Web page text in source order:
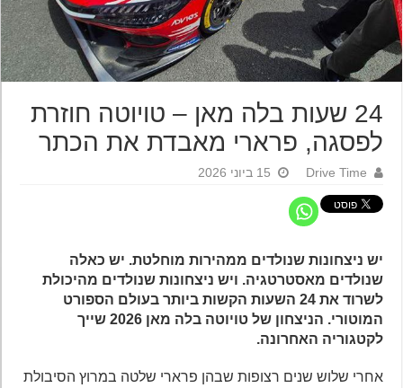
24 שעות בלה מאן – טויוטה חוזרת
לפסגה, פרארי מאבדת את הכתר
Drive Time 15 ביוני 2026
יש ניצחונות שנולדים ממהירות מוחלטת. יש כאלה
שנולדים מאסטרטגיה. ויש ניצחונות שנולדים מהיכולת
לשרוד את 24 השעות הקשות ביותר בעולם הספורט
המוטורי. הניצחון של טויוטה בלה מאן 2026 שייך
לקטגוריה האחרונה.
אחרי שלוש שנים רצופות שבהן פרארי שלטה במרוץ הסיבולת